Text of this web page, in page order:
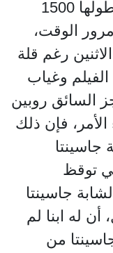
بداية الرحلة الطويلة التي يبلغ طولها 1500
الوقت،
رغم قلة
وغياب
السائق روبين
فإن ذلك
جاسينتا
توقظ
جاسينتا
له ابنا لم
من